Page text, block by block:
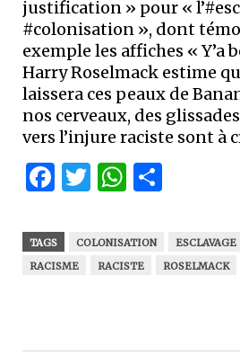
justification » pour «
#colonisation », dont
exemple les affiches « Y’a
Harry Roselmack estime
laissera ces peaux de
nos cerveaux, des
vers l’injure raciste sont à
Facebook
Twitter
TAGS COLONISATION ESCLAVAGE
RACISME
RACISTE ROSELMACK